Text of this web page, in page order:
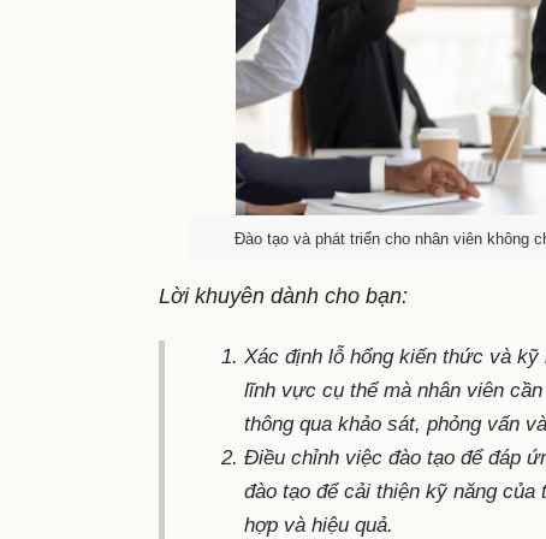
Đào tạo và phát triển cho nhân viên không
Lời khuyên dành cho bạn:
Xác định lỗ hổng kiến thức và kỹ
lĩnh vực cụ thể mà nhân viên
thông qua khảo sát, phỏng vấn
Điều chỉnh việc đào tạo để đáp
đào tạo để cải thiện kỹ năng
hợp và hiệu quả.